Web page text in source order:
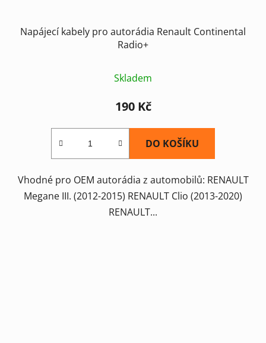
Napájecí kabely pro autorádia Renault Continental
Radio+
Skladem
190 Kč
DO KOŠÍKU
Vhodné pro OEM autorádia z automobilů: RENAULT
Megane III. (2012-2015) RENAULT Clio (2013-2020)
RENAULT...